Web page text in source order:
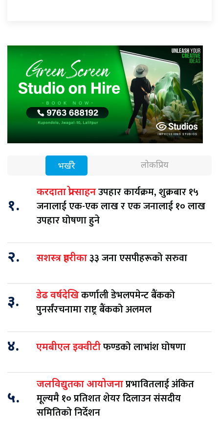
भर्खरै लोकप्रिय
१.
करदाता प्रोत्साहनउपहार कार्यक्रम, शुक्रबार १५
जनालाई एक-एक लाख र एक जनालाई १० लाख
उपहार घोषणा हुने
२. सशस्त्र प्रहरीका३३ जना एसपीहरूको सरुवा
३. डेढ वर्षदेखिकर्णाली डेभलपमेन्ट बैंकको
पुनर्संरचनामा राष्ट्र बैंकको अलमल
४. एमबीएल इक्वीटीफण्डको लाभांश घोषणा
५.
जलविद्युतका आयोजनाप्रभावितलाई अंकित
मूल्यमै १० प्रतिशत शेयर दिलाउन संसदीय
समितिको निर्देशन